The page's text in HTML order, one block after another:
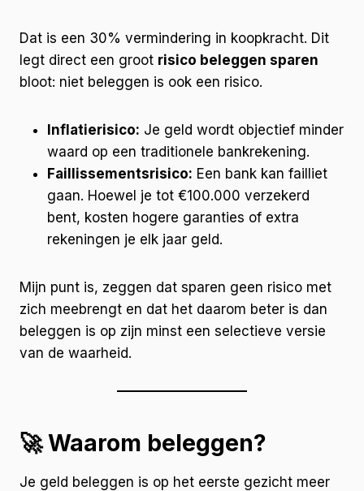
Dat is een 30% vermindering in koopkracht. Dit
legt direct een groot risico beleggen sparen
bloot: niet beleggen is ook een risico.
Inflatierisico: Je geld wordt objectief minder
waard op een traditionele bankrekening.
Faillissementsrisico: Een bank kan failliet
gaan. Hoewel je tot €100.000 verzekerd
bent, kosten hogere garanties of extra
rekeningen je elk jaar geld.
Mijn punt is, zeggen dat sparen geen risico met
zich meebrengt en dat het daarom beter is dan
beleggen is op zijn minst een selectieve versie
van de waarheid.
🚀 Waarom beleggen?
Je geld beleggen is op het eerste gezicht meer